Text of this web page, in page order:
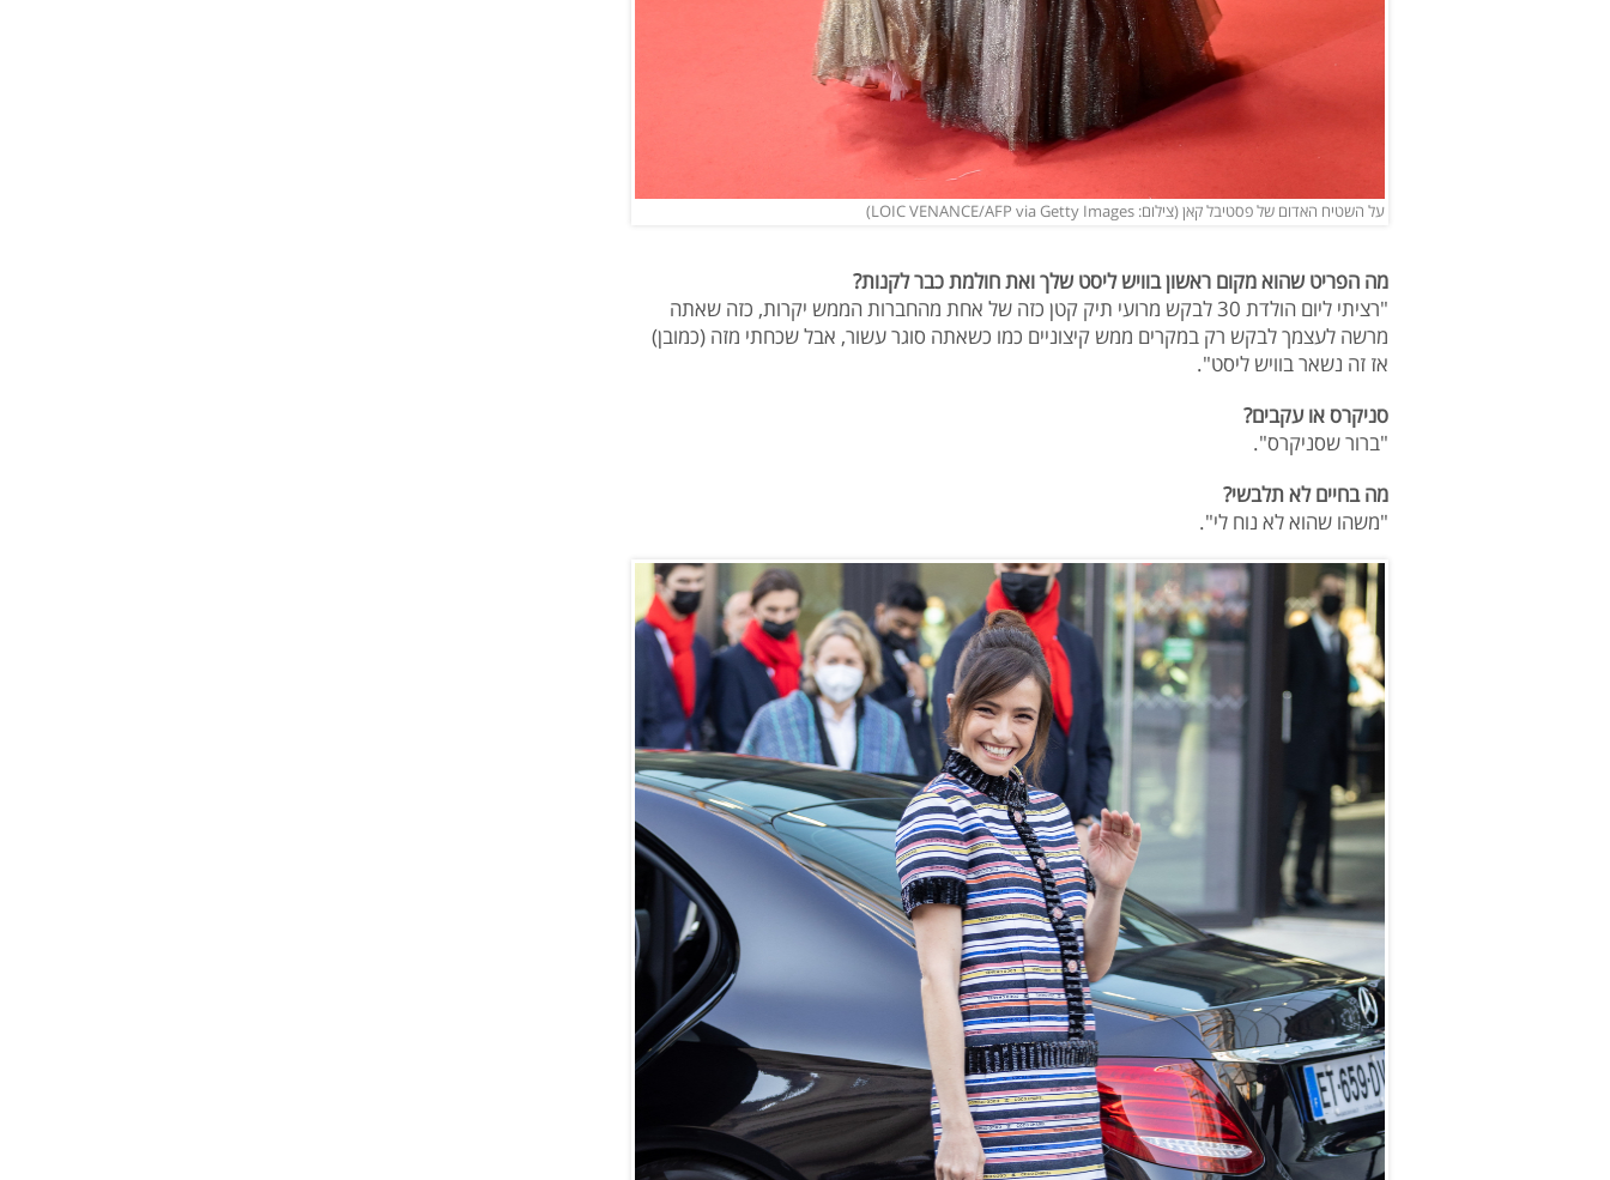
על השטיח האדום של פסטיבל קאן (צילום: LOIC VENANCE/AFP via Getty Images)
מה הפריט שהוא מקום ראשון בוויש ליסט שלך ואת חולמת כבר לקנות?
"רציתי ליום הולדת 30 לבקש מרועי תיק קטן כזה של אחת מהחברות הממש יקרות, כזה שאתה
מרשה לעצמך לבקש רק במקרים ממש קיצוניים כמו כשאתה סוגר עשור, אבל שכחתי מזה (כמובן)
אז זה נשאר בוויש ליסט".
סניקרס או עקבים?
"ברור שסניקרס".
מה בחיים לא תלבשי?
"משהו שהוא לא נוח לי".